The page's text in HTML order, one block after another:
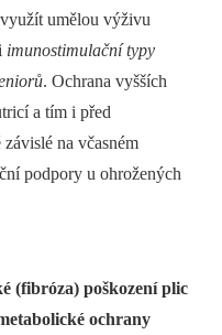
umělou výživu
imunostimulační typy
. Ochrana vyšších
a tím i před
na včasném
podpory u ohrožených
(fibróza) poškození plic
ochrany